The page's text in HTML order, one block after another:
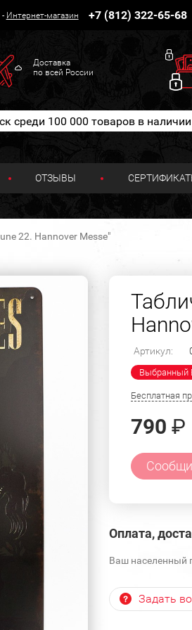
- Интернет-магазин +7 (812) 322-65-68
Доставка
по всей России
ОТЗЫВЫ
22. Hannover Messe"
Артикул:
Выбранный
Бесплатная
790 ₽
Оплата,
Ваш населенный
Задать